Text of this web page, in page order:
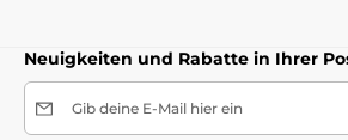
Neuigkeiten und Rabatte in Ihrer
Gib deine E-Mail hier ein